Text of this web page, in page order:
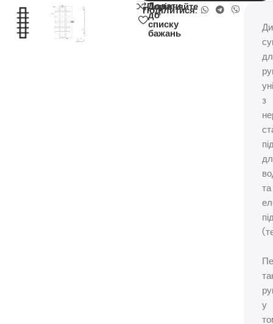
Порівняйте
Додати
до
списку
бажань
Поділитися:
з
та
у